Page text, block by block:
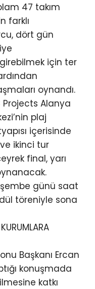
47 takım
farklı
dört gün
için ter
oynandı.
Projects Alanya
plaj
içerisinde
ikinci tur
final, yarı
günü saat
töreniyle sona
Başkanı Ercan
konuşmada
katkı